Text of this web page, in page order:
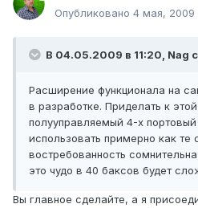
Опубликовано 4 мая, 2009
В 04.05.2009 в 11:20, Nag
Расширение функционала на
в разработке. Приделать к
полууправляемый 4-х
использовать примерно как
востребованность
это чудо в 40 баксов будет
Вы главное сделайте, а я